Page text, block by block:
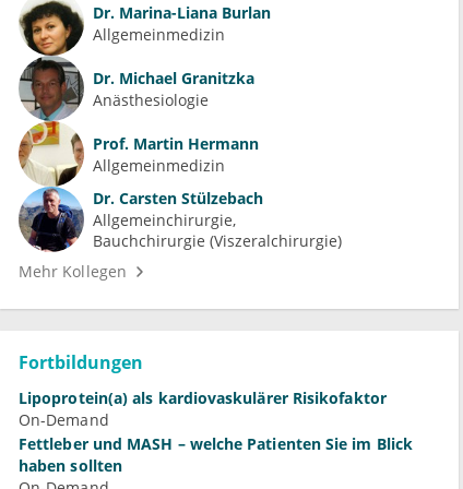
Dr. Marina-Liana Burlan
Allgemeinmedizin
Dr. Michael Granitzka
Anästhesiologie
Prof. Martin Hermann
Allgemeinmedizin
Dr. Carsten Stülzebach
Allgemeinchirurgie
Bauchchirurgie (Viszeralchirurgie)
Mehr Kollegen
Fortbildungen
Lipoprotein(a) als kardiovaskulärer Risikofaktor
On-Demand
Fettleber und MASH – welche Patienten Sie im Blick
haben sollten